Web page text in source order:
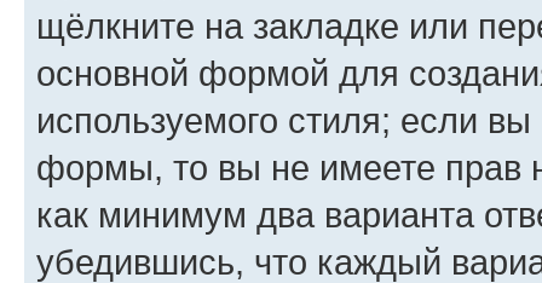
щёлкните на закладке или
основной формой для
используемого стиля; если
формы, то вы не имеете прав
как минимум два варианта
убедившись, что каждый